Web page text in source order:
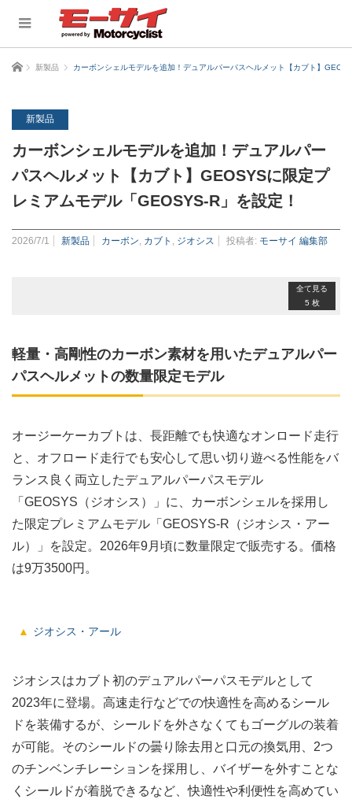
ホーム 新製品 カーボンシェルモデルを追加！デュアルパーパスヘルメット【カブト】
新製品
カーボンシェルモデルを追加！デュアルパー
パスヘルメット【カブト】GEOSYSに限定プ
レミアムモデル「GEOSYS-R」を設定！
2026/7/1 新製品 カーボン カブト ジオシス 投稿者: モーサイ 編集部
全て見る
5 枚
軽量・高剛性のカーボン素材を用いたデュアルパー
パスヘルメットの数量限定モデル
オージーケーカブトは、長距離でも快適なオンロード走行
と、オフロード走行でも安心して思い切り遊べる性能をバ
ランス良く両立したデュアルパーパスモデル
「GEOSYS（ジオシス）」に、カーボンシェルを採用し
た限定プレミアムモデル「GEOSYS-R（ジオシス・アー
ル）」を設定。2026年9月頃に数量限定で販売する。価格
は9万3500円。
ジオシス・アール
ジオシスはカブト初のデュアルパーパスモデルとして
2023年に登場。高速走行などでの快適性を高めるシール
ドを装備するが、シールドを外さなくてもゴーグルの装着
が可能。そのシールドの曇り除去用と口元の換気用、2つ
のチンベンチレーションを採用し、バイザーを外すことな
くシールドが着脱できるなど、快適性や利便性を高めてい